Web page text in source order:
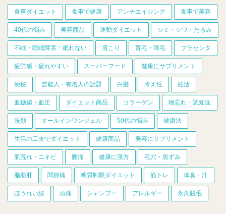
食事ダイエット 食事で健康 アンチエイジング 食事で美容
40代の悩み 美容商品 運動ダイエット シミ・シワ・たるみ
不眠・睡眠障害・眠れない 肩こり 育毛・薄毛 プラセンタ
疲労感・疲れやすい スーパーフード 健康にサプリメント
便秘 芸能人・有名人の話題 白髪 冷え性 妊活
血糖値・血圧 ダイエット商品 コラーゲン 物忘れ・認知症
洗顔 オールインワンジェル 50代の悩み 健康法
生活の工夫でダイエット 健康商品 美容にサプリメント
肌荒れ・ニキビ 腰痛 健康に漢方 毛穴・黒ずみ
脂肪肝 関節痛 糖質制限ダイエット 筋トレ 体臭・汗
ほうれい線 頭痛 シャンプー アレルギー 永久脱毛